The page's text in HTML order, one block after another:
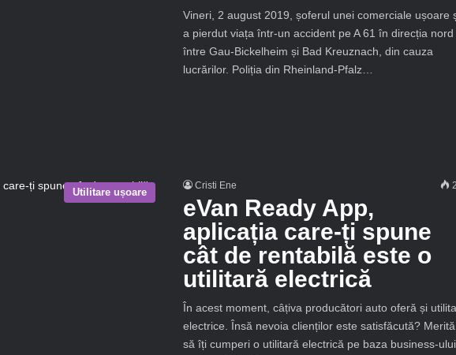
Vineri, 2 august 2019, șoferul unei comerciale ușoare
a pierdut viața într-un accident pe A 61 în direcția nord
între Gau-Bickelheim și Bad Kreuznach, din cauza
lucrărilor. Poliția din Rheinland-Pfalz…
Utilitare ușoare
Cristi Ene
eVan Ready App,
aplicația care-ți spune
cât de rentabilă este o
utilitară electrică
În acest moment, câțiva producători auto oferă și
electrice. Însă nevoia clienților este satisfăcută? Merită
să îți cumperi o utilitară electrică pe baza business-ului